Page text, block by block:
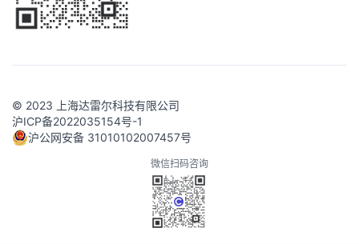
© 2023 上海达雷尔科技有限公司
沪ICP备2022035154号-1
沪公网安备 31010102007457号
微信扫码咨询